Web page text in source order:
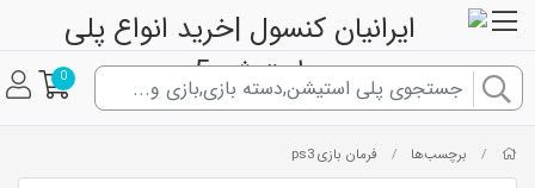
0
/ برچسب‌ها / فرمان بازی ps3